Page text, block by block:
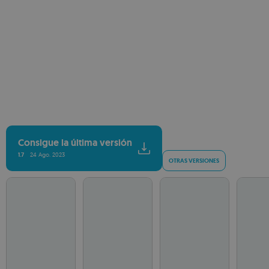
Consigue la última versión
1.7 24 Ago. 2023
OTRAS VERSIONES